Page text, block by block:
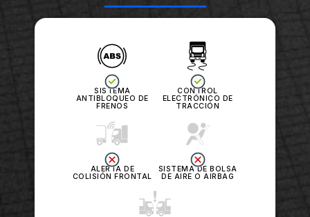
SISTEMA
ANTIBLOQUEO DE
FRENOS
CONTROL
ELECTRÓNICO DE
TRACCIÓN
ALERTA DE
COLISIÓN FRONTAL
SISTEMA DE BOLSA
DE AIRE O AIRBAG